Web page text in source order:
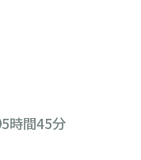
5時間45分